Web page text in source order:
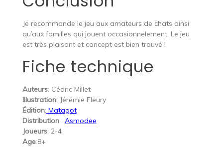
Je recommande le jeu aux amateurs de chats ainsi
qu’aux familles qui jouent occasionnelement. Le jeu
est très plaisant et concept est bien trouvé !
Fiche technique
Auteurs: Cédric Millet
Illustration: Jérémie Fleury
Édition: Matagot
Distribution: Asmodee
Joueurs: 2-4
Age:8+